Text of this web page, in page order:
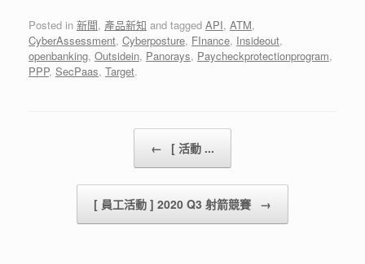
Posted in 新聞, 產品新知 and tagged API, ATM,
CyberAssessment, Cyberposture, FInance, Insideout,
openbanking, Outsidein, Panorays, Paycheckprotectionprogram,
PPP, SecPaas, Target.
← [ 活動 ...
[ 員工活動 ] 2020 Q3 射箭競賽 →